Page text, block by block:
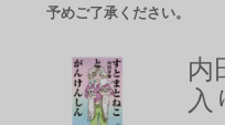
予めご了承ください。
内
入